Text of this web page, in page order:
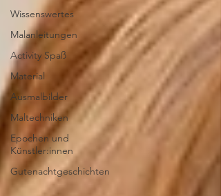
Wissenswertes
Malanleitungen
Activity Spaß
Material
Ausmalbilder
Maltechniken
Epochen und
Künstler:innen
Gutenachtgeschichten